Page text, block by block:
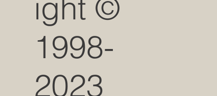
ight ©
1998-
2023